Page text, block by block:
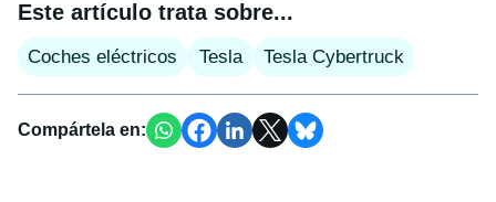
Este artículo trata sobre...
Coches eléctricos Tesla Tesla Cybertruck
Compártela en: